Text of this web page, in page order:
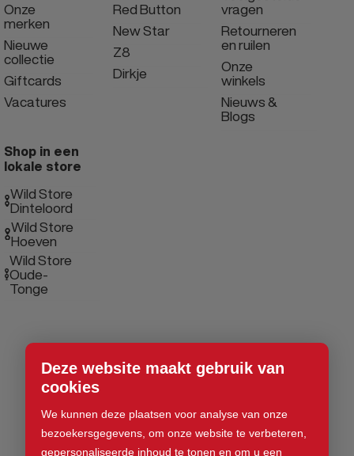
Deze website maakt gebruik van
cookies
We kunnen deze plaatsen voor analyse van onze
bezoekersgegevens, om onze website te verbeteren,
gepersonaliseerde inhoud te tonen en om u een
Onze
merken
Nieuwe
collectie
Giftcards
Vacatures
Red Button
New Star
Z8
Dirkje
vragen
Retourneren
en ruilen
Onze
winkels
Nieuws &
Blogs
Shop in een
lokale store
Wild Store
Dinteloord
Wild Store
Hoeven
Wild Store
Oude-
Tonge